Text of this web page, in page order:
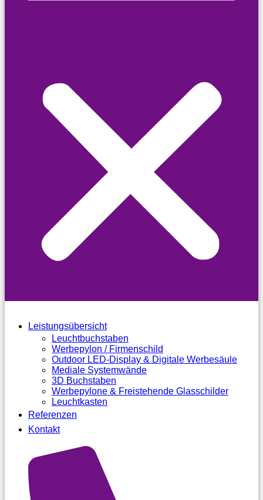
Leistungsübersicht
Leuchtbuchstaben
Werbepylon / Firmenschild
Outdoor LED-Display & Digitale Werbesäule
Mediale Systemwände
3D Buchstaben
Werbepylone & Freistehende Glasschilder
Leuchtkasten
Referenzen
Kontakt